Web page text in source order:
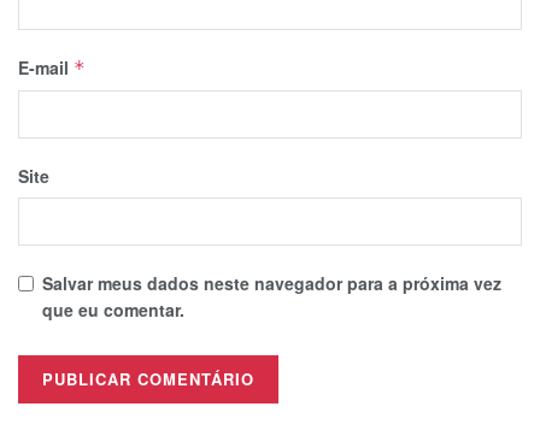
E-mail *
Site
Salvar meus dados neste navegador para a próxima vez
que eu comentar.